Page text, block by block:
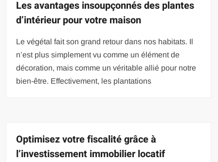
Les avantages insoupçonnés des plantes
d’intérieur pour votre maison
Le végétal fait son grand retour dans nos habitats. Il
n’est plus simplement vu comme un élément de
décoration, mais comme un véritable allié pour notre
bien-être. Effectivement, les plantations
Optimisez votre fiscalité grâce à
l’investissement immobilier locatif